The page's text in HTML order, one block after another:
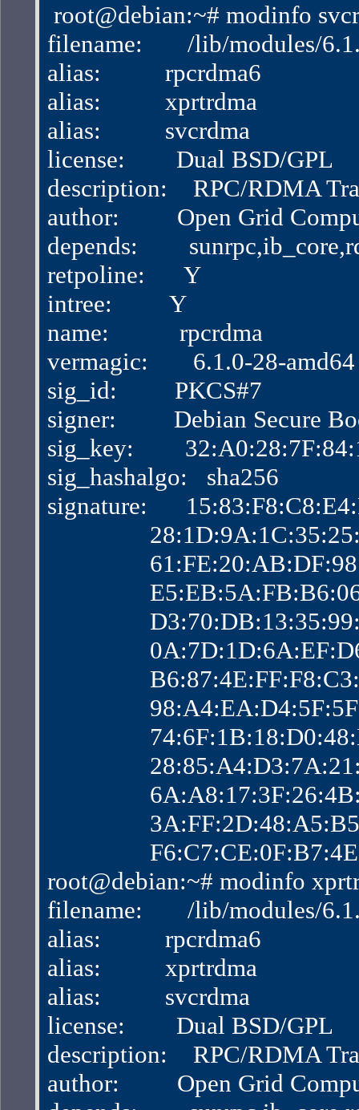
root@debian:~# modinfo
filename:       /lib/modules/
alias:          rpcrdma6
alias:          xprtrdma
alias:          svcrdma
license:        Dual BSD/GPL
description:    RPC/RDMA
author:         Open Grid
depends:
retpoline:      Y
intree:         Y
name:           rpcrdma
vermagic:       6.1.0-28-
sig_id:         PKCS#7
signer:         Debian Secure
sig_key:
sig_hashalgo:   sha256
signature:
root@debian:~# modinfo
filename:       /lib/modules/
alias:          rpcrdma6
alias:          xprtrdma
alias:          svcrdma
license:        Dual BSD/GPL
description:    RPC/RDMA
author:         Open Grid